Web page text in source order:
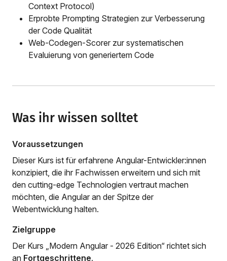
Context Protocol)
Erprobte Prompting Strategien zur Verbesserung
der Code Qualität
Web-Codegen-Scorer zur systematischen
Evaluierung von generiertem Code
Was ihr wissen solltet
Voraussetzungen
Dieser Kurs ist für erfahrene Angular-Entwickler:innen
konzipiert, die ihr Fachwissen erweitern und sich mit
den cutting-edge Technologien vertraut machen
möchten, die Angular an der Spitze der
Webentwicklung halten.
Zielgruppe
Der Kurs „Modern Angular - 2026 Edition“ richtet sich
an Fortgeschrittene.